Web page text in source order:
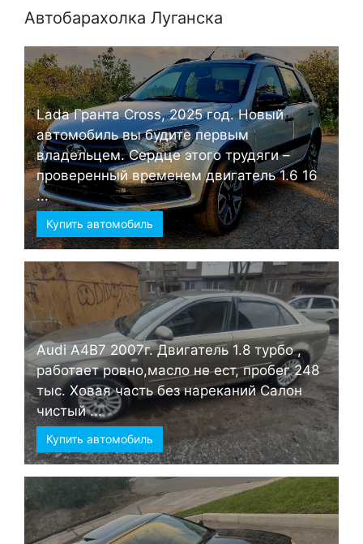
Автобарахолка Луганска
Lada Гранта Cross, 2025 год. Новый
автомобиль вы будите первым
владельцем. Сердце этого трудяги –
проверенный временем двигатель 1.6 16
...
Купить автомобиль
Audi А4B7 2007г. Двигатель 1.8 турбо ,
работает ровно,масло не ест, пробег 248
тыс. Ховая часть без нареканий Салон
чистый ...
Купить автомобиль